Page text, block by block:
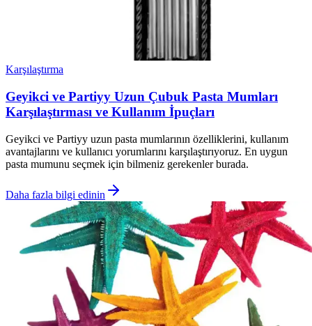
Karşılaştırma
Geyikci ve Partiyy Uzun Çubuk Pasta Mumları
Karşılaştırması ve Kullanım İpuçları
Geyikci ve Partiyy uzun pasta mumlarının özelliklerini, kullanım
avantajlarını ve kullanıcı yorumlarını karşılaştırıyoruz. En uygun
pasta mumunu seçmek için bilmeniz gerekenler burada.
Daha fazla bilgi edinin